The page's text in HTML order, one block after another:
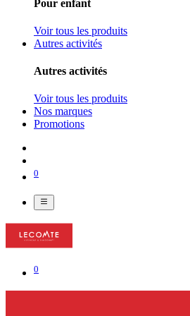
Pour enfant
Voir tous les produits
Autres activités
Autres activités
Voir tous les produits
Nos marques
Promotions
0
0